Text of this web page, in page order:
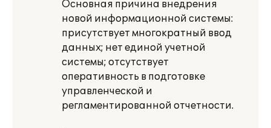
Основная причина внедрения
новой информационной системы:
присутствует многократный ввод
данных; нет единой учетной
системы; отсутствует
оперативность в подготовке
управленческой и
регламентированной отчетности.